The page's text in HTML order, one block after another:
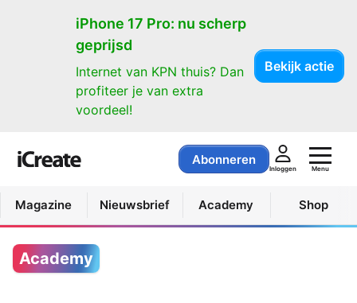
iPhone 17 Pro: nu scherp
geprijsd
Internet van KPN thuis? Dan
profiteer je van extra
voordeel!
Bekijk actie
Abonneren
Inloggen Menu
Magazine Nieuwsbrief Academy Shop
Academy